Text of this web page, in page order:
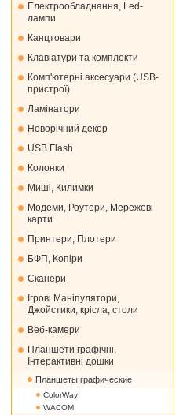
Електрообладнання, Led-
лампи
Канцтовари
Клавіатури та комплекти
Комп'ютерні аксесуари (USB-
пристрої)
Ламінатори
Новорічний декор
USB Flash
Колонки
Миші, Килимки
Модеми, Роутери, Мережеві
карти
Принтери, Плотери
БФП, Копіри
Сканери
Ігрові Маніпулятори,
Джойстики, крісла, столи
Веб-камери
Планшети графічні,
Інтерактивні дошки
Планшеты графические
ColorWay
WACOM